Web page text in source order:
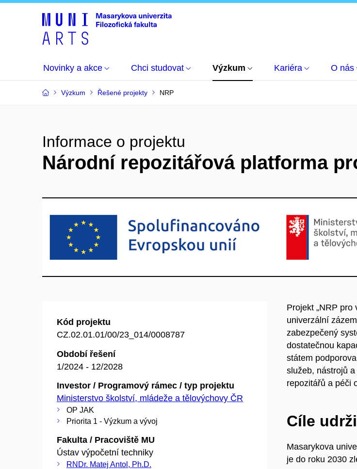
Novinky a akce Chci studovat Výzkum Kariéra O nás
Výzkum Řešené projekty NRP
Informace o projektu
Národní repozitářová platforma
Kód projektu
CZ.02.01.01/00/23_014/0008787
Období řešení
1/2024 - 12/2028
Investor / Programový rámec / typ projektu
Ministerstvo školství, mládeže a tělovýchovy ČR
OP JAK
Priorita 1 - Výzkum a vývoj
Fakulta / Pracoviště MU
Ústav výpočetní techniky
RNDr. Matej Antol, Ph.D.
Projekt „NRP
univerzální
zabezpečený
dostatečnou
státem
služeb, nástrojů
repozitářů a péči
Cíle
Masarykova
je do roku 2030